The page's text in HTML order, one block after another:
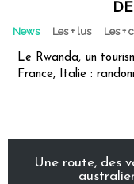
News Les + lus Les +
Le Rwanda, un
France, Italie :
Une route, des